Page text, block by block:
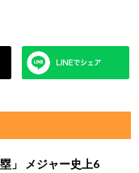
」 メジャー史上6